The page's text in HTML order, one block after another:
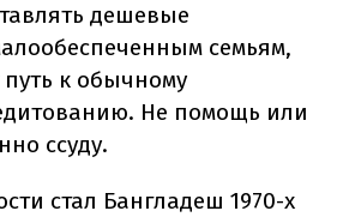
дешевые
семьям,
к обычному
Не помощь или
ссуду.
стал Бангладеш 1970-х